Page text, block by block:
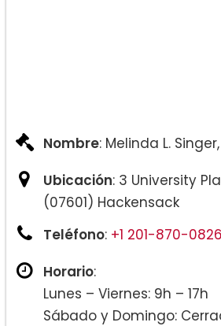
Nombre: Melinda L.
Ubicación: 3 University
(07601) Hackensack
Teléfono: +1 201-870-0826
Horario:
Lunes – Viernes: 9h – 17h
Sábado y Domingo: